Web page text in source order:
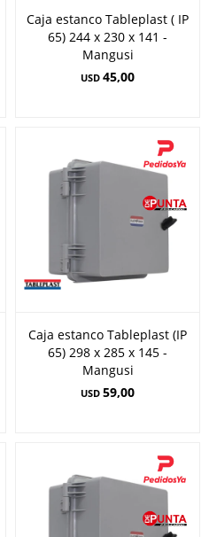
Caja estanco Tableplast ( IP
65) 244 x 230 x 141 -
Mangusi
USD 45,00
Caja estanco Tableplast (IP
65) 298 x 285 x 145 -
Mangusi
USD 59,00